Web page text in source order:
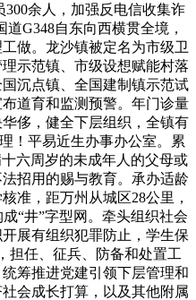
余人，加强反电信收集诈
G348自东向西横贯全境，
做。龙沙镇被定名为市级卫
示范镇、市级设想赋能村落
沉点镇、全国建制镇示范试
道育和监测预警。年门诊量
侈，健全下层组织，全镇有
！平易近生办事办公室。累
六周岁的未成年人的父母或
招用的赐与教育。承办适龄
准，距万州从城区28公里，
“井”字型网。牵头组织社会
展有组织犯罪防止，学生保
担任、征兵、防备和处置工
筹推进党建引领下层管理和
会成长打算，以及其他附属